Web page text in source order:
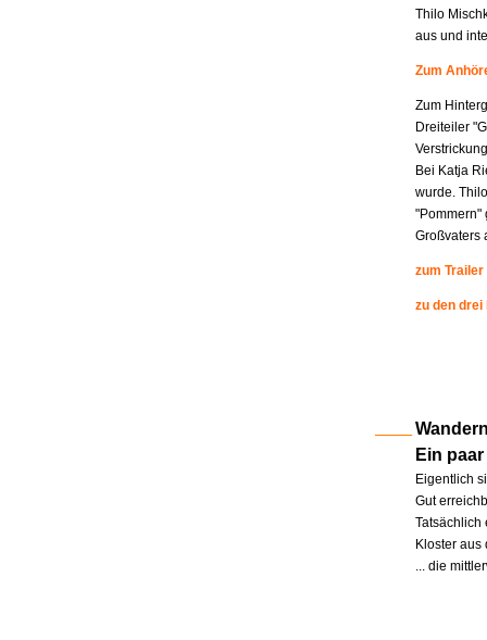
Thilo
aus und
Zum
Zum
Dreiteiler
Bei Katja
wurde.
"Pommern"
Großvaters
zum Trailer
zu den
Ein
Eigentlich
Gut
Tatsächlich
Kloster
... die